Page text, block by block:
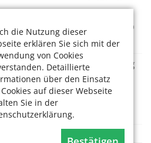
die Nutzung dieser
erklären Sie sich mit der
von Cookies
Detaillierte
über den Einsatz
auf dieser Webseite
Sie in der
14:40 Uhr
Neu-Ehrenfeld c/o AWO
Senioren Theo-Burauen-Haus
Gedächtnistraining
10 Uhr
Junkersdorf c/o
Werk Köln und Region